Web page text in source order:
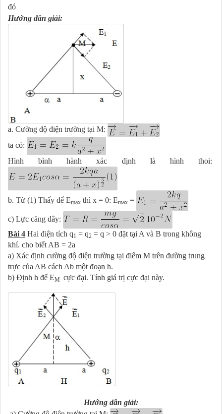
đó
Hướng dẫn giải:
a. Cường độ điện trường tại M:
ta có:
Hình bình hành xác định là hình thoi:
b. Từ (1) Thấy để Emax thì x = 0: Emax =
c) Lực căng dây:
Bài 4 Hai điện tích q1 = q2 = q > 0 đặt tại A và B trong không
khí. cho biết AB = 2a
a) Xác định cường độ điện trường tại điểm M trên đường trung
trực của AB cách Ab một đoạn h.
b) Định h để EM cực đại. Tính giá trị cực đại này.
Hướng dẫn giải: